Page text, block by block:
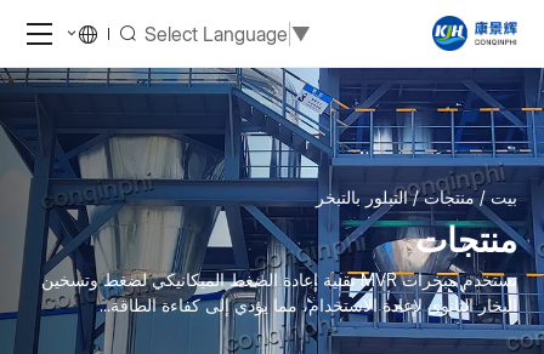
Select Language ▼
بيت منتجات التبلور بالتبخر
منتجات
تستخدم مبخرات MVR تقنية إعادة الضغط الميكانيكي لضغط وتسخين
البخار الثانوي لإعادة الاستخدام، مما يؤدي إلى كفاءة الطاقة...